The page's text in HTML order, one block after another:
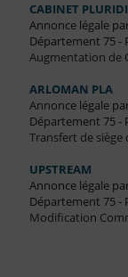
CABINET
Annonce légale
Département 75 -
Augmentation de
ARLOMAN PLA
Annonce légale
Département 75 -
Transfert de
UPSTREAM
Annonce légale
Département 75 -
Modification